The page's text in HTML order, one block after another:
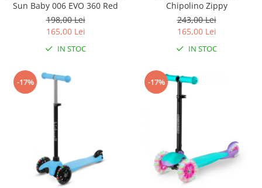
Sun Baby 006 EVO 360 Red
198,00 Lei
165,00 Lei
IN STOC
Chipolino Zippy
243,00 Lei
165,00 Lei
IN STOC
-17% -17%